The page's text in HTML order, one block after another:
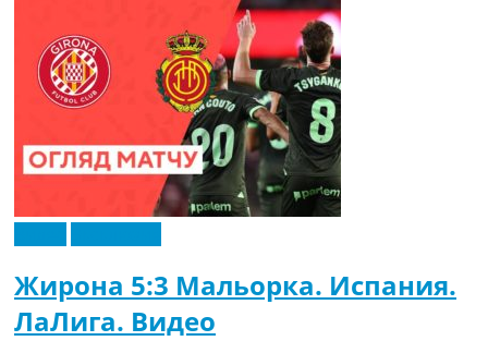
Жирона 5:3 Мальорка. Испания.
ЛаЛига. Видео